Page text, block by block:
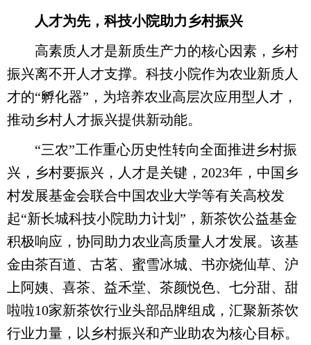
人才为先，科技小院助力乡村振兴
高素质人才是新质生产力的核心因素，乡村
振兴离不开人才支撑。科技小院作为农业新质人
才的“孵化器”，为培养农业高层次应用型人才，
推动乡村人才振兴提供新动能。
“三农”工作重心历史性转向全面推进乡村振
兴，乡村要振兴，人才是关键，2023年，中国乡
村发展基金会联合中国农业大学等有关高校发
起“新长城科技小院助力计划”，新茶饮公益基金
积极响应，协同助力农业高质量人才发展。该基
金由茶百道、古茗、蜜雪冰城、书亦烧仙草、沪
上阿姨、喜茶、益禾堂、茶颜悦色、七分甜、甜
啦啦10家新茶饮行业头部品牌组成，汇聚新茶饮
行业力量，以乡村振兴和产业助农为核心目标。